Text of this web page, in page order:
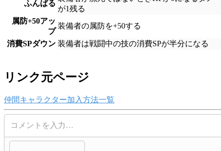
ふんばる
が1残る
属防+50アッ
プ
装備者の属防を+50する
消費SPダウン 装備者は戦闘中の技の消費SPが半分になる
リンク元ページ
仲間キャラクター加入方法一覧
コメントを入力…